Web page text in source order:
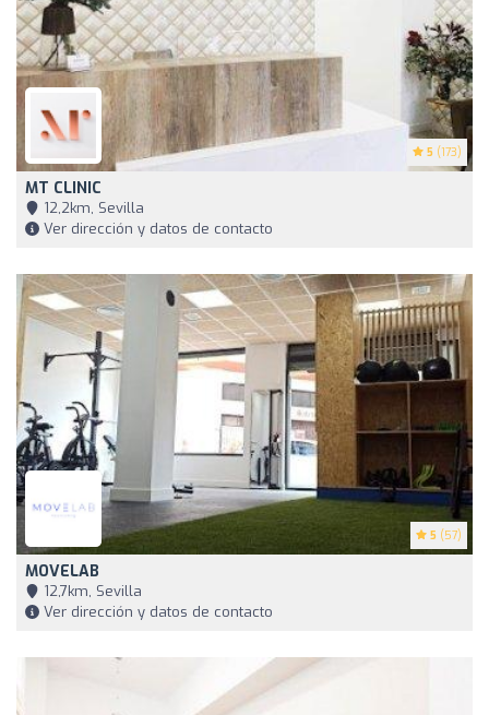
5 (173)
MT CLINIC
12,2km, Sevilla
Ver dirección y datos de contacto
5 (57)
MOVELAB
12,7km, Sevilla
Ver dirección y datos de contacto